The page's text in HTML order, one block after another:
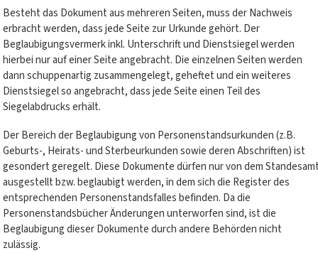
Besteht das Dokument aus mehreren Seiten, muss der Nachweis
erbracht werden, dass jede Seite zur Urkunde gehört. Der
Beglaubigungsvermerk inkl. Unterschrift und Dienstsiegel werden
hierbei nur auf einer Seite angebracht. Die einzelnen Seiten werden
dann schuppenartig zusammengelegt, geheftet und ein weiteres
Dienstsiegel so angebracht, dass jede Seite einen Teil des
Siegelabdrucks erhält.
Der Bereich der Beglaubigung von Personenstandsurkunden (z.B.
Geburts-, Heirats- und Sterbeurkunden sowie deren Abschriften) ist
gesondert geregelt. Diese Dokumente dürfen nur von dem
ausgestellt bzw. beglaubigt werden, in dem sich die Register des
entsprechenden Personenstandsfalles befinden. Da die
Personenstandsbücher Änderungen unterworfen sind, ist die
Beglaubigung dieser Dokumente durch andere Behörden nicht
zulässig.